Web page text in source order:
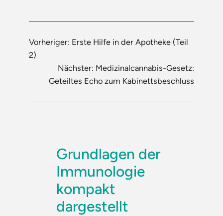
Vorheriger: Erste Hilfe in der Apotheke (Teil
2)
Nächster: Medizinalcannabis-Gesetz:
Geteiltes Echo zum Kabinettsbeschluss
Grundlagen der
Immunologie
kompakt
dargestellt